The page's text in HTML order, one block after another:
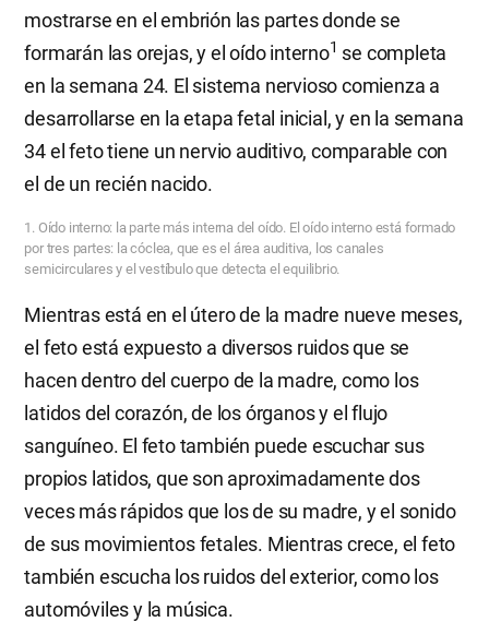
mostrarse en el embrión las partes donde se
formarán las orejas, y el oído interno1 se completa
en la semana 24. El sistema nervioso comienza a
desarrollarse en la etapa fetal inicial, y en la semana
34 el feto tiene un nervio auditivo, comparable con
el de un recién nacido.
1. Oído interno: la parte más interna del oído. El oído interno está formado
por tres partes: la cóclea, que es el área auditiva, los canales
semicirculares y el vestíbulo que detecta el equilibrio.
Mientras está en el útero de la madre nueve meses,
el feto está expuesto a diversos ruidos que se
hacen dentro del cuerpo de la madre, como los
latidos del corazón, de los órganos y el flujo
sanguíneo. El feto también puede escuchar sus
propios latidos, que son aproximadamente dos
veces más rápidos que los de su madre, y el sonido
de sus movimientos fetales. Mientras crece, el feto
también escucha los ruidos del exterior, como los
automóviles y la música.